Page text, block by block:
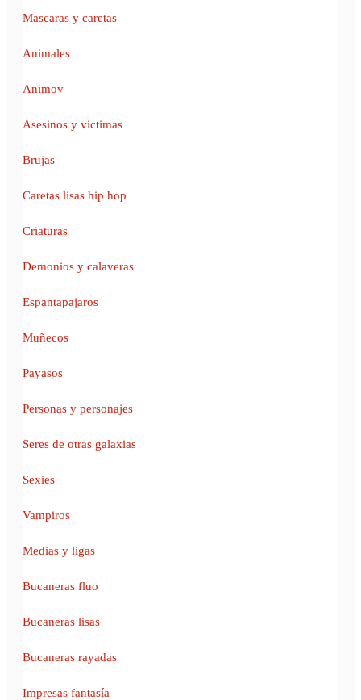
Mascaras y caretas
Animales
Animov
Asesinos y victimas
Brujas
Caretas lisas hip hop
Criaturas
Demonios y calaveras
Espantapajaros
Muñecos
Payasos
Personas y personajes
Seres de otras galaxias
Sexies
Vampiros
Medias y ligas
Bucaneras fluo
Bucaneras lisas
Bucaneras rayadas
Impresas fantasía